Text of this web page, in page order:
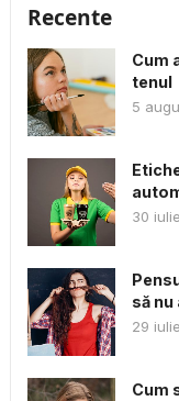
Recente
Cum
tenul
5
30
să
29
Cum